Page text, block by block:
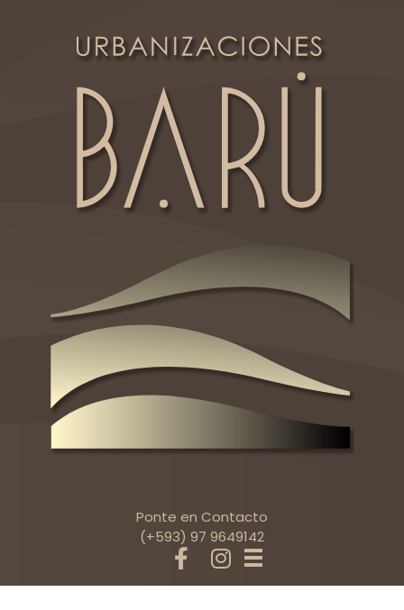
Ponte en Contacto
(+593) 97 9649142